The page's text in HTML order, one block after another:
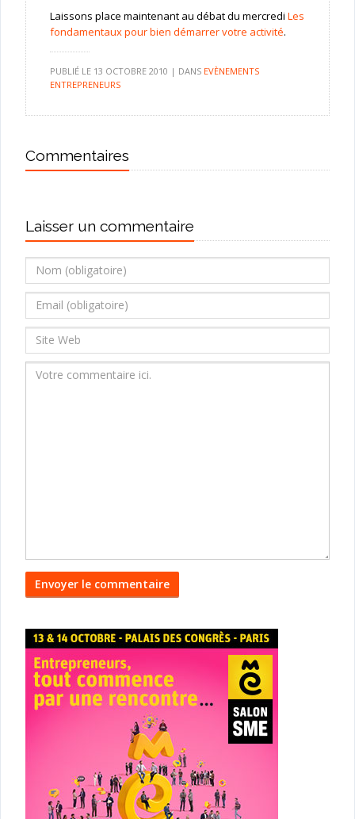
Laissons place maintenant au débat du mercredi Les
fondamentaux pour bien démarrer votre activité.
PUBLIÉ LE 13 OCTOBRE 2010 | DANS EVÈNEMENTS
ENTREPRENEURS
Commentaires
Laisser un commentaire